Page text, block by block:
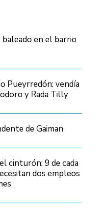
en el barrio
Pueyrredón: vendía
y Rada Tilly
de Gaiman
cinturón: 9 de cada
dos empleos